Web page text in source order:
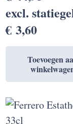
excl.
€ 3,60
Toevoegen